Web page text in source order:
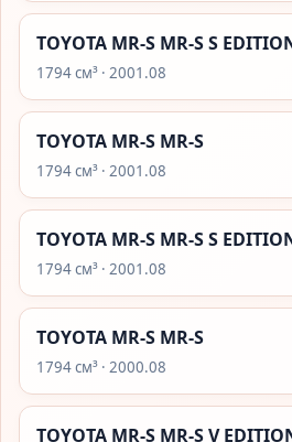
TOYOTA MR-S MR-S S
1794 см³ · 2001.08
TOYOTA MR-S MR-S
1794 см³ · 2001.08
TOYOTA MR-S MR-S S
1794 см³ · 2001.08
TOYOTA MR-S MR-S
1794 см³ · 2000.08
TOYOTA MR-S MR-S V